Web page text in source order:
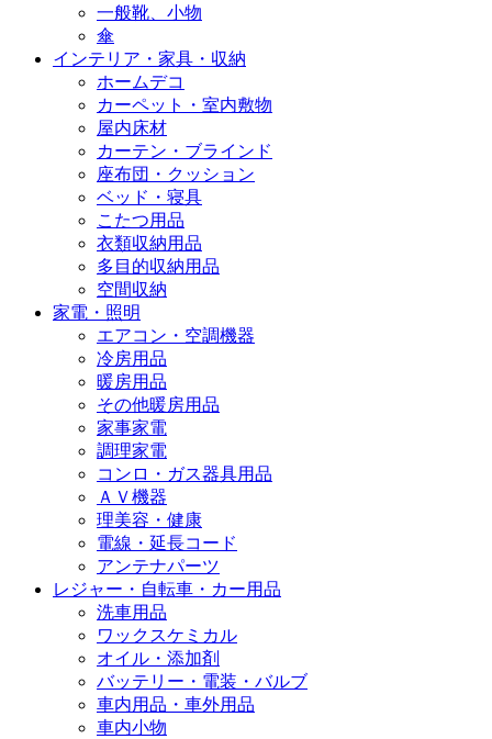
一般靴、小物
傘
インテリア・家具・収納
ホームデコ
カーペット・室内敷物
屋内床材
カーテン・ブラインド
座布団・クッション
ベッド・寝具
こたつ用品
衣類収納用品
多目的収納用品
空間収納
家電・照明
エアコン・空調機器
冷房用品
暖房用品
その他暖房用品
家事家電
調理家電
コンロ・ガス器具用品
ＡＶ機器
理美容・健康
電線・延長コード
アンテナパーツ
レジャー・自転車・カー用品
洗車用品
ワックスケミカル
オイル・添加剤
バッテリー・電装・バルブ
車内用品・車外用品
車内小物